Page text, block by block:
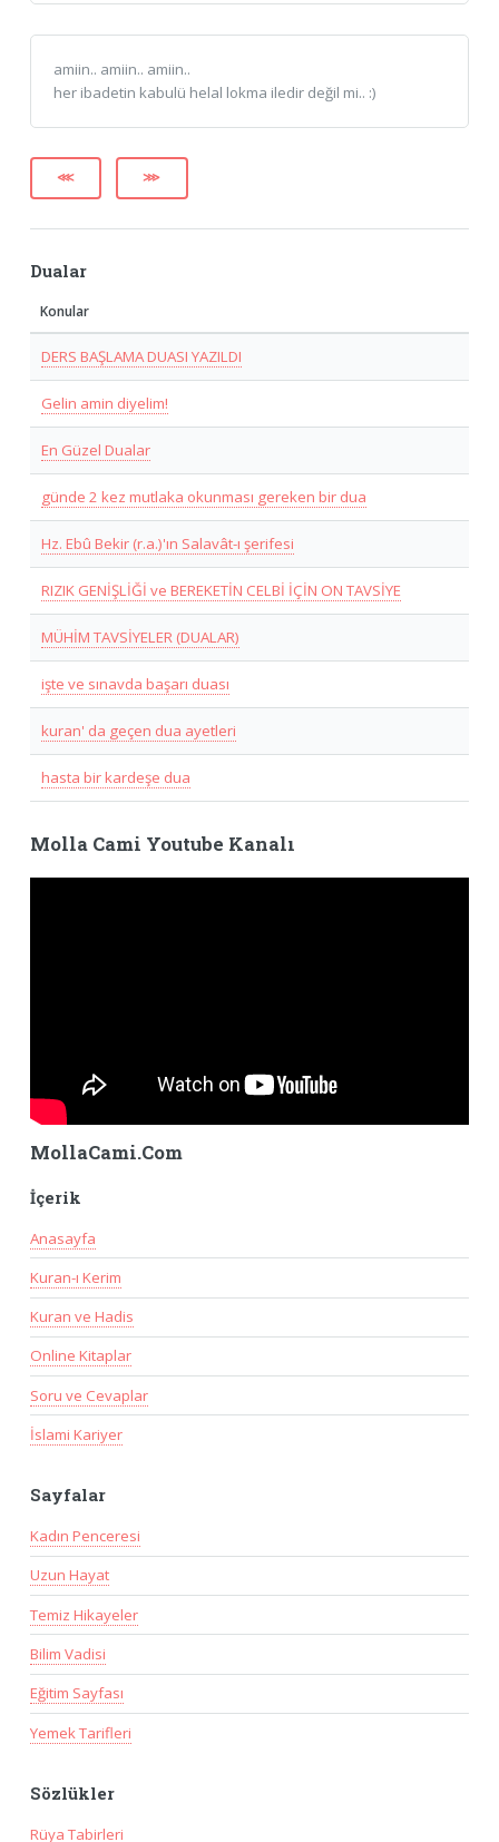
amiin.. amiin.. amiin..
her ibadetin kabulü helal lokma iledir değil mi.. :)
⋘ ⋙
Dualar
Konular
DERS BAŞLAMA DUASI YAZILDI
Gelin amin diyelim!
En Güzel Dualar
günde 2 kez mutlaka okunması gereken bir dua
Hz. Ebû Bekir (r.a.)'ın Salavât-ı şerifesi
RIZIK GENİŞLİĞİ ve BEREKETİN CELBİ İÇİN ON TAVSİYE
MÜHİM TAVSİYELER (DUALAR)
işte ve sınavda başarı duası
kuran' da geçen dua ayetleri
hasta bir kardeşe dua
Molla Cami Youtube Kanalı
MollaCami.Com
İçerik
Anasayfa
Kuran-ı Kerim
Kuran ve Hadis
Online Kitaplar
Soru ve Cevaplar
İslami Kariyer
Sayfalar
Kadın Penceresi
Uzun Hayat
Temiz Hikayeler
Bilim Vadisi
Eğitim Sayfası
Yemek Tarifleri
Sözlükler
Rüya Tabirleri